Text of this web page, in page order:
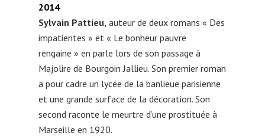
2014
Sylvain Pattieu, auteur de deux romans « Des
impatientes » et « Le bonheur pauvre
rengaine » en parle lors de son passage à
Majolire de Bourgoin Jallieu. Son premier roman
a pour cadre un lycée de la banlieue parisienne
et une grande surface de la décoration. Son
second raconte le meurtre d’une prostituée à
Marseille en 1920.